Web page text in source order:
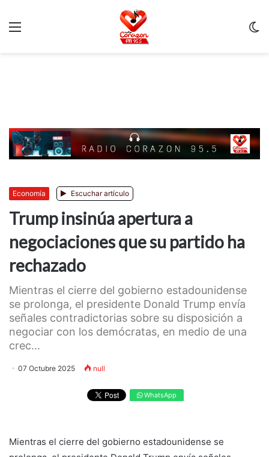
Economía Escuchar artículo
Trump insinúa apertura a
negociaciones que su partido ha
rechazado
Mientras el cierre del gobierno estadounidense
se prolonga, el presidente Donald Trump envía
señales contradictorias sobre su disposición a
negociar con los demócratas, en medio de una
crec...
07 Octubre 2025 null
WhatsApp
Mientras el cierre del gobierno estadounidense se